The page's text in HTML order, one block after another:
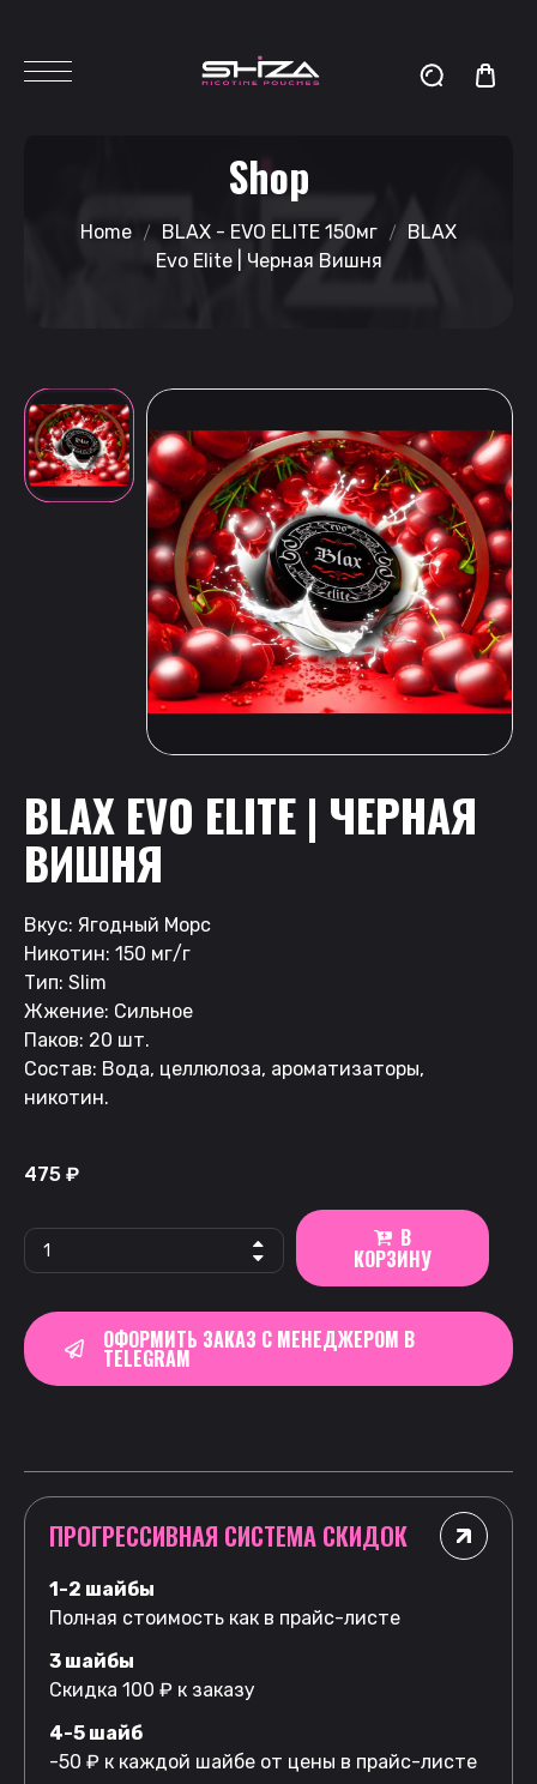
Shop
Home BLAX - EVO ELITE 150мг
BLAX
Evo Elite | Черная Вишня
BLAX EVO ELITE | ЧЕРНАЯ
ВИШНЯ
Вкус: Ягодный Морс
Никотин: 150 мг/г
Тип: Slim
Жжение: Сильное
Паков: 20 шт.
Состав: Вода, целлюлоза, ароматизаторы,
никотин.
475 ₽
В
КОРЗИНУ
ОФОРМИТЬ ЗАКАЗ С МЕНЕДЖЕРОМ В
TELEGRAM
ПРОГРЕССИВНАЯ СИСТЕМА СКИДОК
1-2 шайбы
Полная стоимость как в прайс-листе
3 шайбы
Скидка 100 ₽ к заказу
4-5 шайб
-50 ₽ к каждой шайбе от цены в прайс-листе